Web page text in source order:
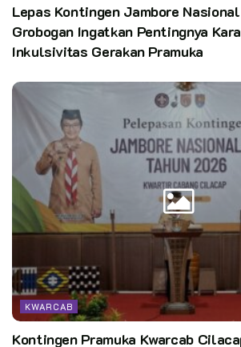
Sementara itu Kak Rafsanjani salah satu
Kwarran Citeureup mengaku bahwa
sangat mendukung dalam bidang bidang
narasumbernyapun kompeten dibidangnya
“Menurut saya seru dan juga bener-bener
mulai dari pematerinya itu orang orang
bidang jurnalistik, fotografi, berita dan
Ia juga menyampaikan bahwa materinya
dan bisa digunakan sebagai referensi.
membuatkan menjadi lebih jauh
itu jurnalistik dan pemberitaan.
Editor:
CST
Kata Kunci:
kwarcab kabupaten bogor
Lepas Kontingen Jambore
Grobogan Ingatkan Pentingnya
Inkulsivitas Gerakan Pramuka
KWARCAB
Kontingen Pramuka Kwarcab